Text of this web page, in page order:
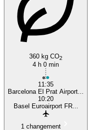
360 kg CO2
4 h 0 min
11:35
Barcelona El Prat Airport...
10:20
Basel Euroairport FR...
1 changement